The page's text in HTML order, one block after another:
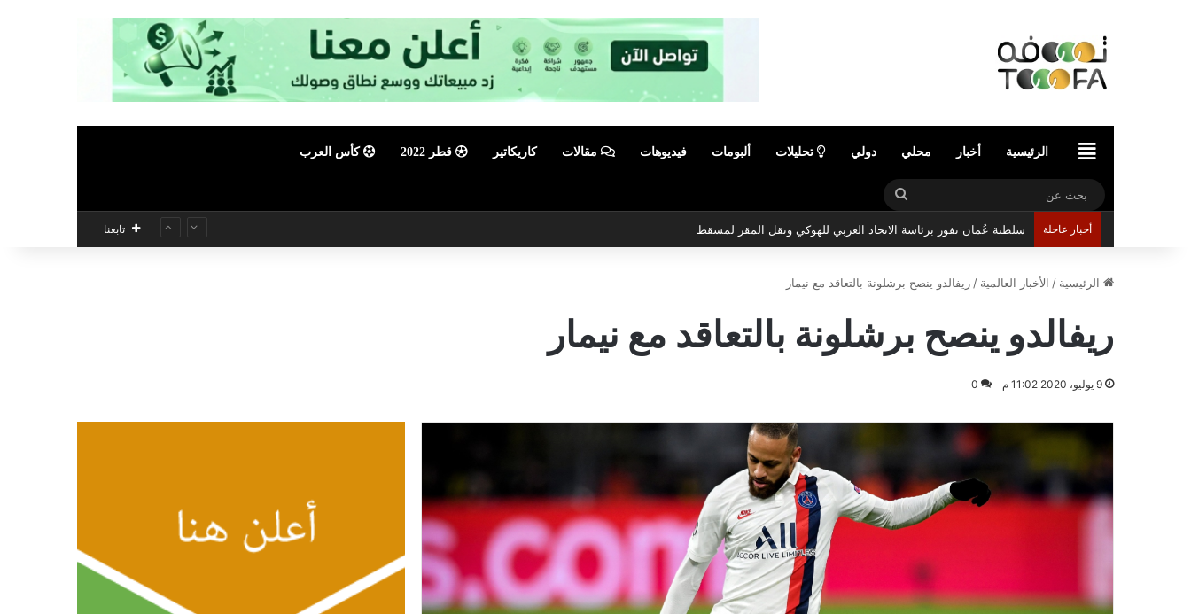
الرئيسيةالرئيسية أخبار محلي دولي تحليلات ألبومات فيديوهات مقالات كاريكاتير قطر 2022 كأس العرب
بحث
عن
أخبار عاجلة
سلطنة عُمان تفوز برئاسة الاتحاد العربي للهوكي ونقل المقر لمسقط
تابعنا
الرئيسية / الأخبار العالمية /ريفالدو ينصح برشلونة بالتعاقد مع نيمار
ريفالدو ينصح برشلونة بالتعاقد مع نيمار
9 يوليو، 2020 11:02 م 0